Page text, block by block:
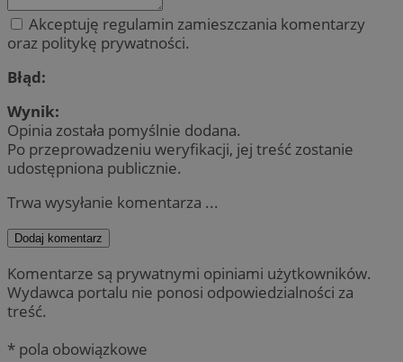
Akceptuję regulamin zamieszczania komentarzy
oraz politykę prywatności.
Błąd:
Wynik:
Opinia została pomyślnie dodana.
Po przeprowadzeniu weryfikacji, jej treść zostanie
udostępniona publicznie.
Trwa wysyłanie komentarza ...
Dodaj komentarz
Komentarze są prywatnymi opiniami użytkowników.
Wydawca portalu nie ponosi odpowiedzialności za
treść.
* pola obowiązkowe